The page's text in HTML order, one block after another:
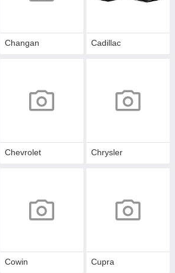
Changan Cadillac
Chevrolet Chrysler
Cowin Cupra